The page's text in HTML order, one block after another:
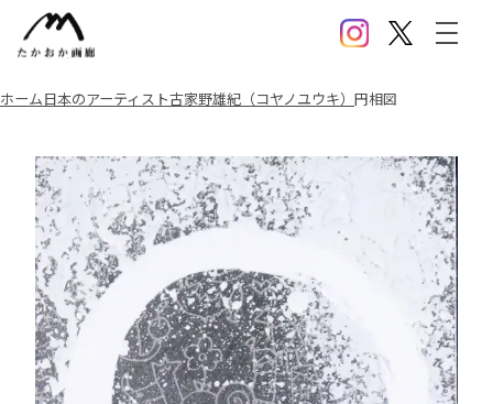
InstagramX(Twitter)
メニ
ホーム日本のアーティスト古家野雄紀（コヤノユウキ） 円相図